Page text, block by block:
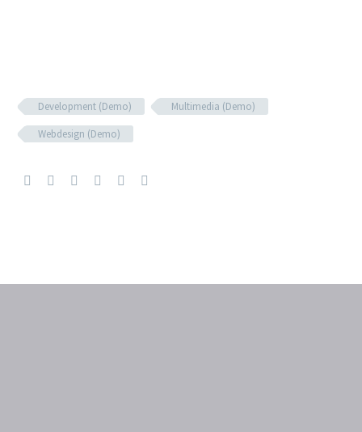
Development (Demo)
Multimedia (Demo)
Webdesign (Demo)